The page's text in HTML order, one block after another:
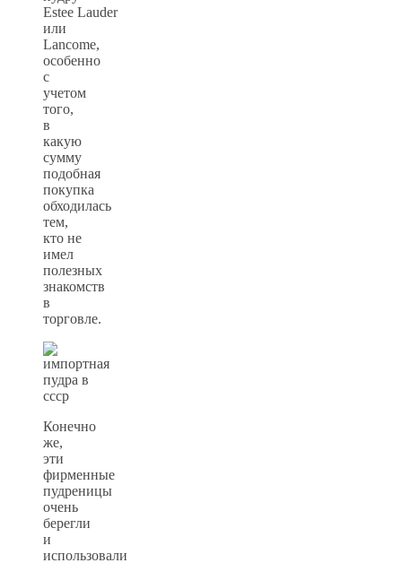
Estee Lauder
или
Lancome,
особенно
с
учетом
того,
в
какую
сумму
подобная
покупка
обходилась
тем,
кто не
имел
полезных
знакомств
в
торговле.
Конечно
же,
эти
фирменные
пудреницы
очень
берегли
и
использовали